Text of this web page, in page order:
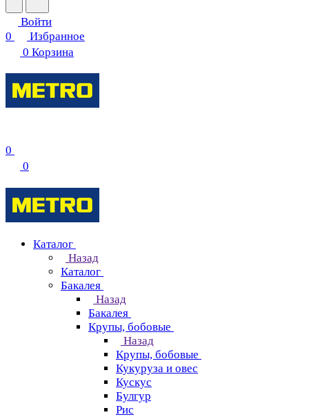
Войти
0
Избранное
0 Корзина
0
0
Каталог
Назад
Каталог
Бакалея
Назад
Бакалея
Крупы, бобовые
Назад
Крупы, бобовые
Кукуруза и овес
Кускус
Булгур
Рис